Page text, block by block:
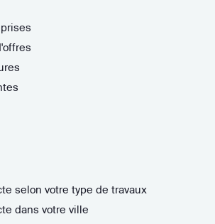
selon votre type de travaux
dans votre ville